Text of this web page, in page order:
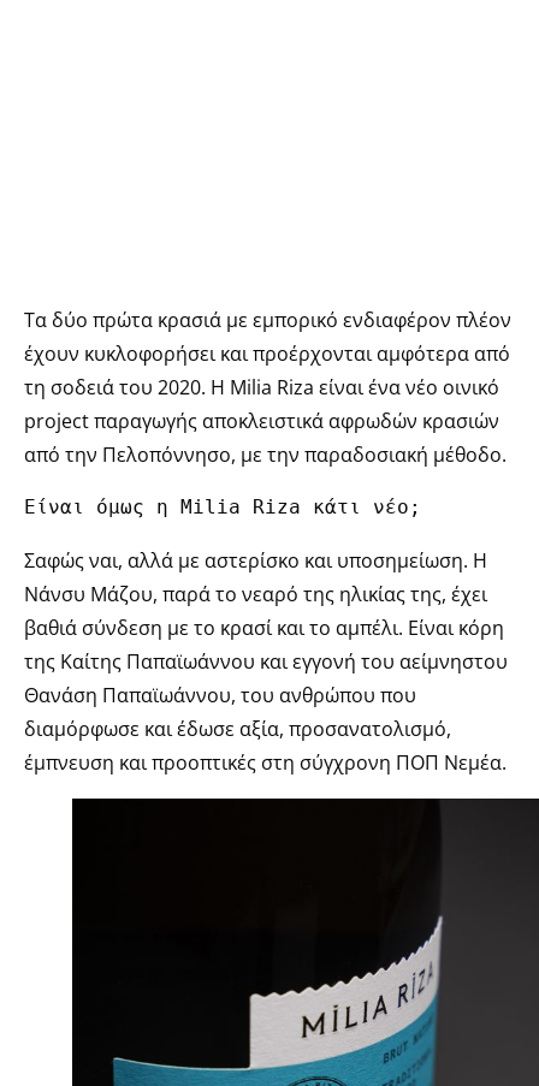
Τα δύο πρώτα κρασιά με εμπορικό ενδιαφέρον πλέον
έχουν κυκλοφορήσει και προέρχονται αμφότερα από
τη σοδειά του 2020. Η Milia Riza είναι ένα νέο οινικό
project παραγωγής αποκλειστικά αφρωδών κρασιών
από την Πελοπόννησο, με την παραδοσιακή μέθοδο.
Είναι όμως η Milia Riza κάτι νέο;
Σαφώς ναι, αλλά με αστερίσκο και υποσημείωση. Η
Νάνσυ Μάζου, παρά το νεαρό της ηλικίας της, έχει
βαθιά σύνδεση με το κρασί και το αμπέλι. Είναι κόρη
της Καίτης Παπαϊωάννου και εγγονή του αείμνηστου
Θανάση Παπαϊωάννου, του ανθρώπου που
διαμόρφωσε και έδωσε αξία, προσανατολισμό,
έμπνευση και προοπτικές στη σύγχρονη ΠΟΠ Νεμέα.